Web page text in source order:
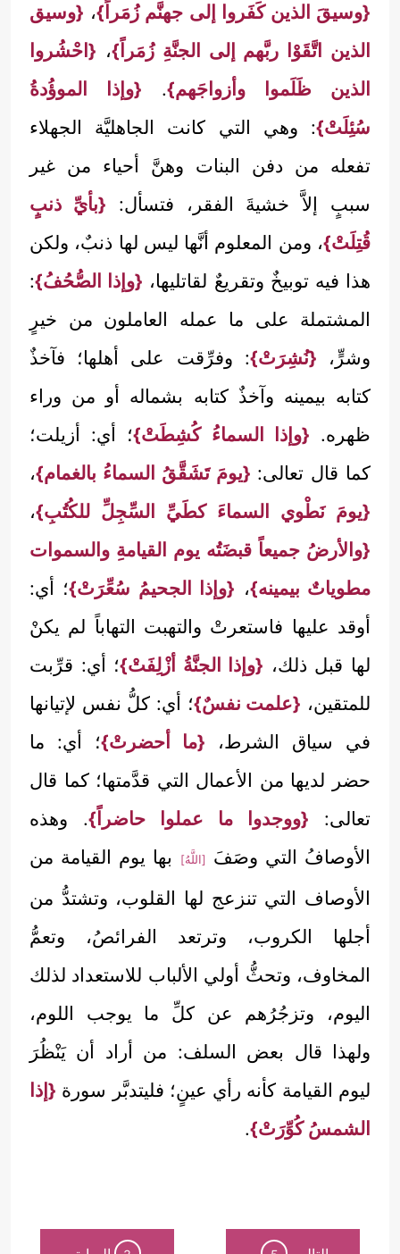
{وسيقَ الذين كَفَروا إلى جهنَّم زُمَراً}، {وسيق
الذين اتَّقَوْا ربَّهم إلى الجنَّةِ زُمَراً}، {احْشُروا
الذين ظَلَموا وأزواجَهم}. {وإذا الموؤُدةُ
سُئِلَتْ}: وهي التي كانت الجاهليَّة الجهلاء
تفعله من دفن البنات وهنَّ أحياء من غير
سببٍ إلاَّ خشيةَ الفقر، فتسأل: {بأيِّ ذنبٍ
قُتِلَتْ}، ومن المعلوم أنَّها ليس لها ذنبٌ، ولكن
هذا فيه توبيخٌ وتقريعٌ لقاتليها، {وإذا الصُّحُفُ}:
المشتملة على ما عمله العاملون من خيرٍ
وشرٍّ، {نُشِرَتْ}: وفرِّقت على أهلها؛ فآخذٌ
كتابه بيمينه وآخذٌ كتابه بشماله أو من وراء
ظهره. {وإذا السماءُ كُشِطَتْ}؛ أي: أزيلت؛
كما قال تعالى: {يومَ تَشَقَّقُ السماءُ بالغمام}،
{يومَ نَطْوي السماءَ كطَيِّ السِّجِلِّ للكُتُبِ}،
{والأرضُ جميعاً قبضَتُه يوم القيامةِ والسموات
مطوياتٌ بيمينه}، {وإذا الجحيمُ سُعِّرَتْ}؛ أي:
أوقد عليها فاستعرتْ والتهبت التهاباً لم يكنْ
لها قبل ذلك، {وإذا الجنَّةُ أزْلِفَتْ}؛ أي: قرِّبت
للمتقين، {علمت نفسٌ}؛ أي: كلُّ نفس لإتيانها
في سياق الشرط، {ما أحضرتْ}؛ أي: ما
حضر لديها من الأعمال التي قدَّمتها؛ كما قال
تعالى: {ووجدوا ما عملوا حاضراً}. وهذه
الأوصافُ التي وصَفَ
[اللَّهُ]
بها يوم القيامة من
الأوصاف التي تنزعج لها القلوب، وتشتدُّ من
أجلها الكروب، وترتعد الفرائصُ، وتعمُّ
المخاوف، وتحثُّ أولي الألباب للاستعداد لذلك
اليوم، وتزجُرُهم عن كلِّ ما يوجب اللوم،
ولهذا قال بعض السلف: من أراد أن يَنْظُرَ
ليوم القيامة كأنه رأي عينٍ؛ فليتدبَّر سورة {إذا
الشمسُ كُوِّرَتْ}.